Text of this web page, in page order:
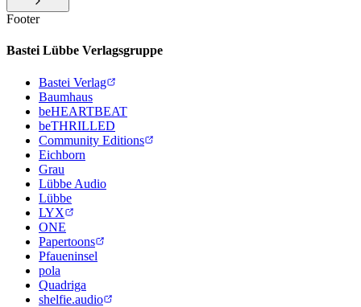
Footer
Bastei Lübbe Verlagsgruppe
Bastei Verlag
Baumhaus
beHEARTBEAT
beTHRILLED
Community Editions
Eichborn
Grau
Lübbe Audio
Lübbe
LYX
ONE
Papertoons
Pfaueninsel
pola
Quadriga
shelfie.audio